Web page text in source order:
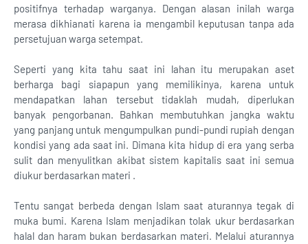
positifnya terhadap warganya. Dengan alasan inilah warga
merasa dikhianati karena ia mengambil keputusan tanpa ada
persetujuan warga setempat.
Seperti yang kita tahu saat ini lahan itu merupakan aset
berharga bagi siapapun yang memilikinya, karena untuk
mendapatkan lahan tersebut tidaklah mudah, diperlukan
banyak pengorbanan. Bahkan membutuhkan jangka waktu
yang panjang untuk mengumpulkan pundi-pundi rupiah dengan
kondisi yang ada saat ini. Dimana kita hidup di era yang serba
sulit dan menyulitkan akibat sistem kapitalis saat ini semua
diukur berdasarkan materi .
Tentu sangat berbeda dengan Islam saat aturannya tegak di
muka bumi. Karena Islam menjadikan tolak ukur berdasarkan
halal dan haram bukan berdasarkan materi. Melalui aturannya